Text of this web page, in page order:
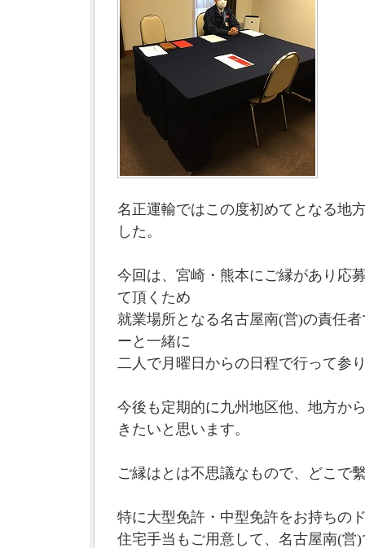
名正運輸ではこの度初めてとなる地
した。
今回は、宮崎・熊本にご縁があり応
て頂くため
就業場所となる名古屋南(営)の責任
ーと一緒に
二人で月曜日からの日程で行って参
今後も定期的に九州地区他、地方か
きたいと思います。
ご縁はとは不思議なもので、どこで
特に大型免許・中型免許をお持ちの
住宅手当もご用意して、名古屋南(営